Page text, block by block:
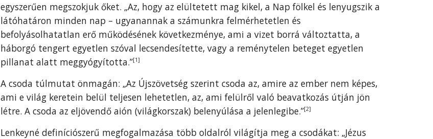
egyszerűen megszokjuk őket. „Az, hogy az elültetett mag kikel, a Nap fölkel és lenyugszik a
látóhatáron minden nap – ugyanannak a számunkra felmérhetetlen és
befolyásolhatatlan erő működésének következménye, ami a vizet borrá változtatta, a
háborgó tengert egyetlen szóval lecsendesítette, vagy a reménytelen beteget egyetlen
pillanat alatt meggyógyította.”[1]
A csoda túlmutat önmagán: „Az Újszövetség szerint csoda az, amire az ember nem képes,
ami e világ keretein belül teljesen lehetetlen, az, ami felülről való beavatkozás útján jön
létre. A csoda az eljövendő aión (világkorszak) belenyúlása a jelenlegibe.”[2]
Lenkeyné definíciószerű megfogalmazása több oldalról világítja meg a csodákat: „Jézus